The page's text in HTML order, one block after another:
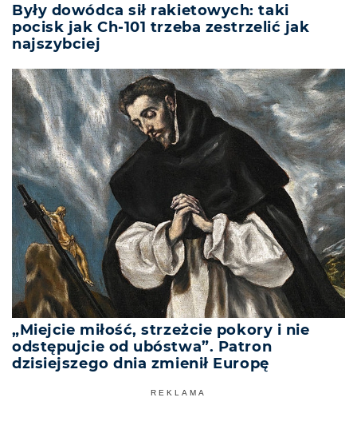
Były dowódca sił rakietowych: taki
pocisk jak Ch-101 trzeba zestrzelić jak
najszybciej
„Miejcie miłość, strzeżcie pokory i nie
odstępujcie od ubóstwa”. Patron
dzisiejszego dnia zmienił Europę
REKLAMA